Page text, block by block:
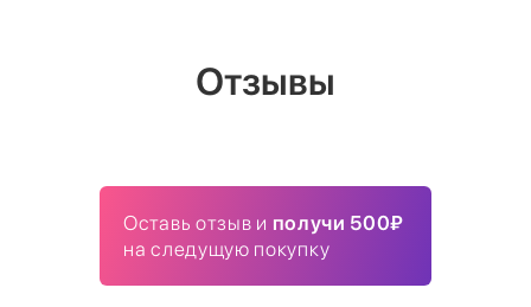
Отзывы
Оставь отзыв и получи 500₽
на следущую покупку